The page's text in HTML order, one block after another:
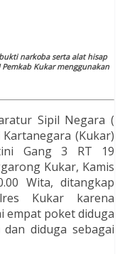
narkoba serta alat hisap
Kukar menggunakan
Sipil Negara (
(Kukar)
Gang 3 RT 19
Kukar, Kamis
Wita, ditangkap
Kukar karena
empat poket diduga
diduga sebagai